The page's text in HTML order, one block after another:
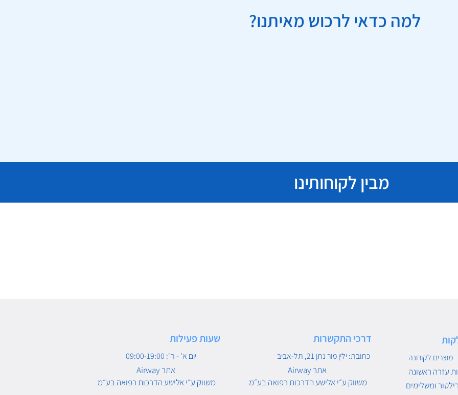
למה כדאי לרכוש מאיתנו?
מבין לקוחותינו
שעות פעילות
יום א' - ה': 09:00-19:00
Airway אתר
משווק ע״י אלישע הדרכות רפואה בע״מ
דרכי התקשרות
כתובת: ילין מור נתן 21, תל-אביב
Airway אתר
משווק ע״י אלישע הדרכות רפואה בע״מ
מוצרים לקורונה
עזרה ראשונה
ומשלימים